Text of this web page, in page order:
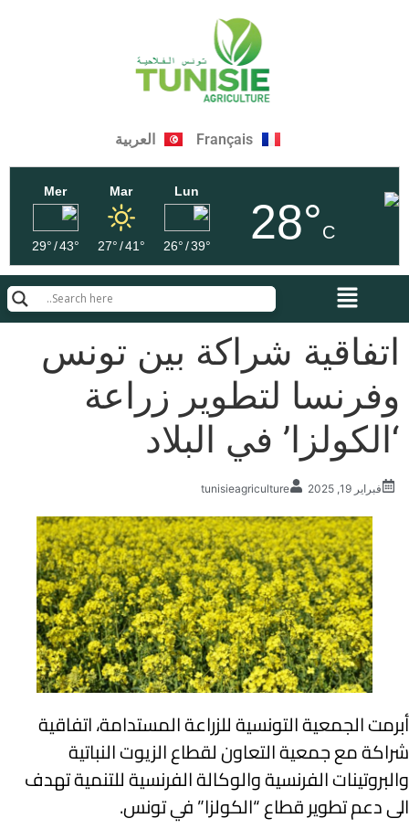
Français العربية
28°C
Lun
39°
/
26°
Mar
41°
/
27°
Mer
43°
/
29°
اتفاقية شراكة بين تونس
وفرنسا لتطوير زراعة
‘الكولزا’ في البلاد
فبراير 19, 2025 tunisieagriculture
أبرمت الجمعية التونسية للزراعة المستدامة، اتفاقية
شراكة مع جمعية التعاون لقطاع الزيوت النباتية
والبروتينات الفرنسية والوكالة الفرنسية للتنمية تهدف
الى دعم تطوير قطاع “الكولزا” في تونس.